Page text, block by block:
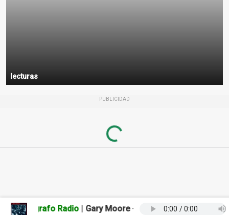
lecturas
PUBLICIDAD
Loading...
Tipógrafo Radio|Gary Moore- Still Got the Blues